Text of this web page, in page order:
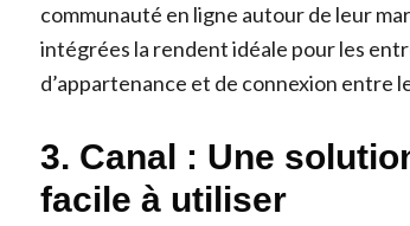
communauté en ligne autour de leur
intégrées la rendent idéale pour les
d’appartenance et de connexion entre
3. Canal : Une
facile à utiliser